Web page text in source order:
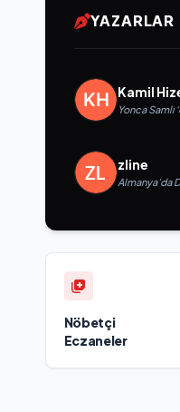
YAZARLAR
Kamil
Yonca Samlı
zline
Almanya’da
Nöbetçi
Eczaneler